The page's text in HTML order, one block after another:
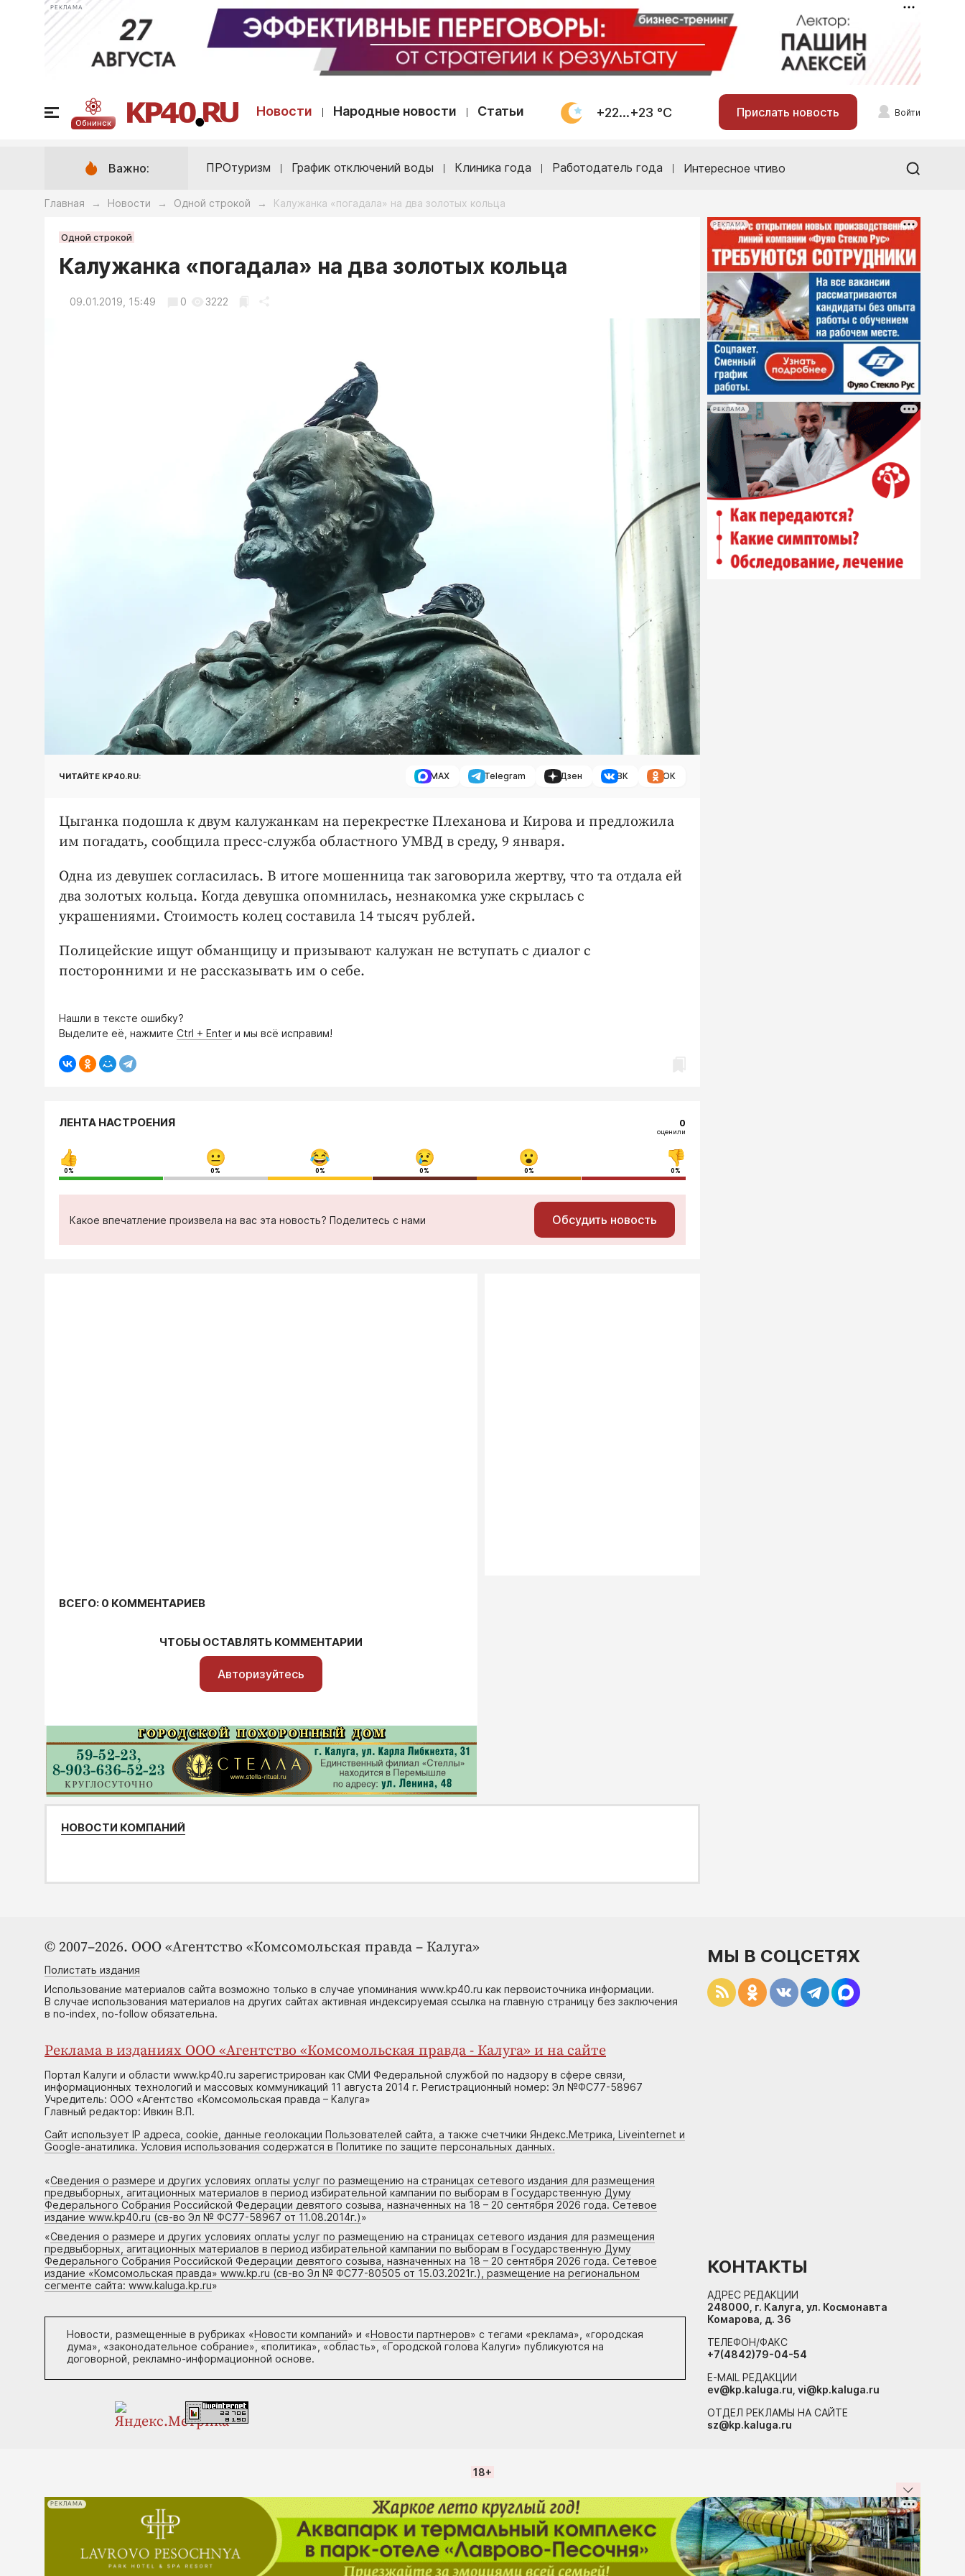
РЕКЛАМА
Обнинск
Новости Народные новости Статьи +22...+23 °С Прислать новость Войти
Важно: ПРОтуризм График отключений воды Клиника года Работодатель года Интересное чтиво
Главная → Новости → Одной строкой → Калужанка «погадала» на два золотых кольца
Одной строкой
Калужанка «погадала» на два золотых кольца
09.01.2019, 15:49 0 3222
ЧИТАЙТЕ KP40.RU: MAX Telegram Дзен ВК ОК
Цыганка подошла к двум калужанкам на перекрестке Плеханова и Кирова и предложила
им погадать, сообщила пресс-служба областного УМВД в среду, 9 января.
Одна из девушек согласилась. В итоге мошенница так заговорила жертву, что та отдала ей
два золотых кольца. Когда девушка опомнилась, незнакомка уже скрылась с
украшениями. Стоимость колец составила 14 тысяч рублей.
Полицейские ищут обманщицу и призывают калужан не вступать с диалог с
посторонними и не рассказывать им о себе.
Нашли в тексте ошибку?
Выделите её, нажмите Ctrl + Enter и мы всё исправим!
РЕКЛАМА
РЕКЛАМА
ЛЕНТА НАСТРОЕНИЯ 0
оценили
0% 0% 0% 0% 0% 0%
Какое впечатление произвела на вас эта новость? Поделитесь с нами Обсудить новость
ВСЕГО: 0 КОММЕНТАРИЕВ
ЧТОБЫ ОСТАВЛЯТЬ КОММЕНТАРИИ
Авторизуйтесь
НОВОСТИ КОМПАНИЙ
© 2007–2026. ООО «Агентство «Комсомольская правда – Калуга»
Полистать издания
Использование материалов сайта возможно только в случае упоминания www.kp40.ru как первоисточника информации.
В случае использования материалов на других сайтах активная индексируемая ссылка на главную страницу без заключения
в no-index, no-follow обязательна.
Реклама в изданиях ООО «Агентство «Комсомольская правда - Калуга» и на сайте
Портал Калуги и области www.kp40.ru зарегистрирован как СМИ Федеральной службой по надзору в сфере связи,
информационных технологий и массовых коммуникаций 11 августа 2014 г. Регистрационный номер: Эл №ФС77-58967
Учредитель: ООО «Агентство «Комсомольская правда – Калуга»
Главный редактор: Ивкин В.П.
Сайт использует IP адреса, cookie, данные геолокации Пользователей сайта, а также счетчики Яндекс.Метрика, Liveinternet и
Google-анатилика. Условия использования содержатся в Политике по защите персональных данных.
«Сведения о размере и других условиях оплаты услуг по размещению на страницах сетевого издания для размещения
предвыборных, агитационных материалов в период избирательной кампании по выборам в Государственную Думу
Федерального Собрания Российской Федерации девятого созыва, назначенных на 18 – 20 сентября 2026 года. Сетевое
издание www.kp40.ru (св-во Эл № ФС77-58967 от 11.08.2014г.)»
«Сведения о размере и других условиях оплаты услуг по размещению на страницах сетевого издания для размещения
предвыборных, агитационных материалов в период избирательной кампании по выборам в Государственную Думу
Федерального Собрания Российской Федерации девятого созыва, назначенных на 18 – 20 сентября 2026 года. Сетевое
издание «Комсомольская правда» www.kp.ru (св-во Эл № ФС77-80505 от 15.03.2021г.), размещение на региональном
сегменте сайта: www.kaluga.kp.ru»
Новости, размещенные в рубриках «Новости компаний» и «Новости партнеров» с тегами «реклама», «городская
дума», «законодательное собрание», «политика», «область», «Городской голова Калуги» публикуются на
договорной, рекламно-информационной основе.
МЫ В СОЦСЕТЯХ
КОНТАКТЫ
АДРЕС РЕДАКЦИИ
248000, г. Калуга, ул. Космонавта
Комарова, д. 36
ТЕЛЕФОН/ФАКС
+7(4842)79-04-54
E-MAIL РЕДАКЦИИ
ev@kp.kaluga.ru, vi@kp.kaluga.ru
ОТДЕЛ РЕКЛАМЫ НА САЙТЕ
sz@kp.kaluga.ru
18+
РЕКЛАМА